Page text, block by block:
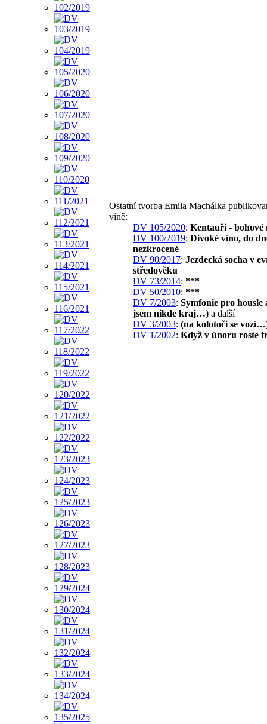
Ostatní tvorba Emila Machálka
víně:
DV 105/2020: Kentauři - bohové
DV 100/2019: Divoké víno, do
nezkrocené
DV 90/2017: Jezdecká socha v
středověku
DV 73/2014: ***
DV 50/2010: ***
DV 7/2003: Symfonie pro housle
jsem nikde kraj…) a další
DV 3/2003: (na kolotoči se
DV 1/2002: Když v únoru roste